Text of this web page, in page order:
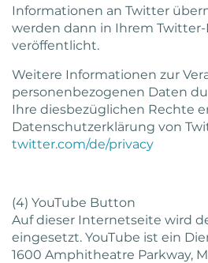
Informationen an Twitter
werden dann in Ihrem
veröffentlicht.
Weitere Informationen zur
personenbezogenen Daten
Ihre diesbezüglichen Rechte
Datenschutzerklärung von
twitter.com/de/privacy
(4) YouTube Button
Auf dieser Internetseite wird
eingesetzt. YouTube ist ein
1600 Amphitheatre Parkway,